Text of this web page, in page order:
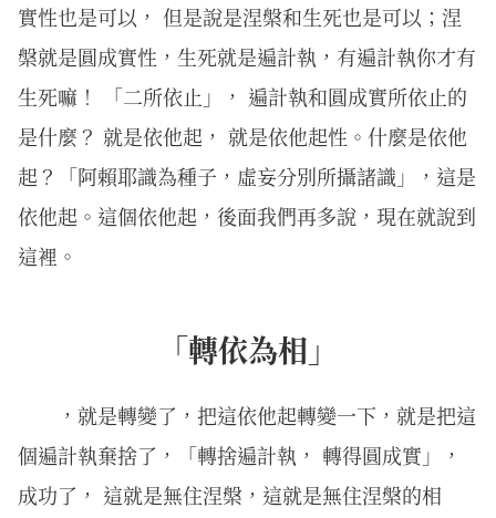
實性也是可以， 但是說是涅槃和生死也是可以；涅
槃就是圓成實性，生死就是遍計執，有遍計執你才有
生死嘛！ 「二所依止」， 遍計執和圓成實所依止的
是什麼？ 就是依他起， 就是依他起性。什麼是依他
起？「阿賴耶識為種子，虛妄分別所攝諸識」，這是
依他起。這個依他起，後面我們再多說，現在就說到
這裡。
「轉依為相」
，就是轉變了，把這依他起轉變一下，就是把這
個遍計執棄捨了，「轉捨遍計執， 轉得圓成實」，
成功了， 這就是無住涅槃，這就是無住涅槃的相